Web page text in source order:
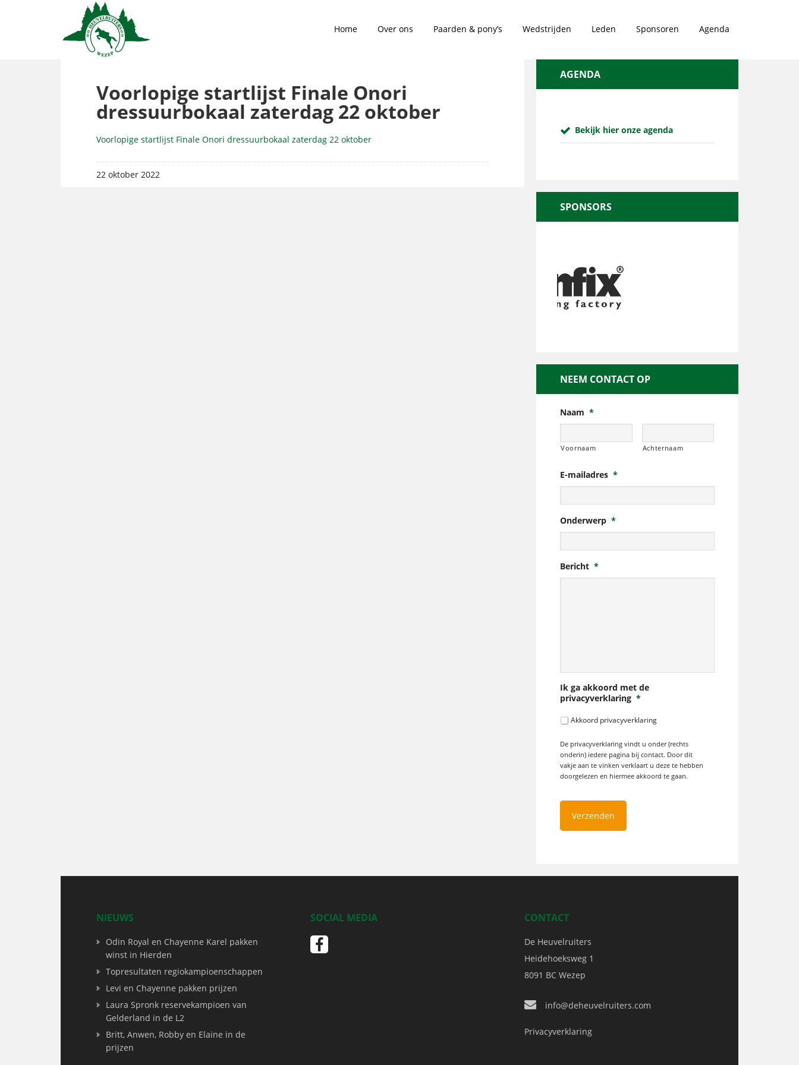
Home Over ons Paarden & pony’s Wedstrijden Leden Sponsoren Agenda
Voorlopige startlijst Finale Onori
dressuurbokaal zaterdag 22 oktober
Voorlopige startlijst Finale Onori dressuurbokaal zaterdag 22 oktober
22 oktober 2022
AGENDA
Bekijk hier onze agenda
SPONSORS
NEEM CONTACT OP
Naam *
Voornaam Achternaam
E-mailadres *
Onderwerp *
Bericht *
Ik ga akkoord met de
privacyverklaring *
Akkoord privacyverklaring
De privacyverklaring vindt u onder (rechts
onderin) iedere pagina bij contact. Door dit
vakje aan te vinken verklaart u deze te hebben
doorgelezen en hiermee akkoord te gaan.
NIEUWS
Odin Royal en Chayenne Karel pakken
winst in Hierden
Topresultaten regiokampioenschappen
Levi en Chayenne pakken prijzen
Laura Spronk reservekampioen van
Gelderland in de L2
Britt, Anwen, Robby en Elaine in de
prijzen
SOCIAL MEDIA CONTACT
De Heuvelruiters
Heidehoeksweg 1
8091 BC Wezep
info@deheuvelruiters.com
Privacyverklaring